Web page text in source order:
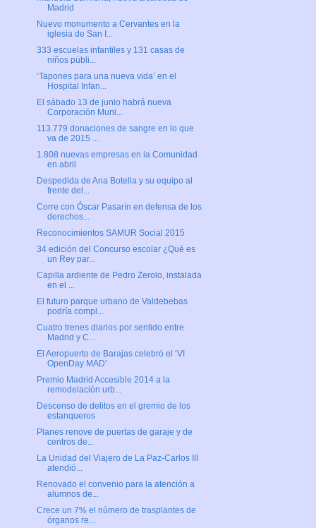
Madrid
Nuevo monumento a Cervantes en la
iglesia de San I...
333 escuelas infantiles y 131 casas de
niños públi...
‘Tapones para una nueva vida’ en el
Hospital Infan...
El sábado 13 de junio habrá nueva
Corporación Muni...
113.779 donaciones de sangre en lo que
va de 2015 ...
1.808 nuevas empresas en la Comunidad
en abril
Despedida de Ana Botella y su equipo al
frente del...
Corre con Óscar Pasarín en defensa de los
derechos...
Reconocimientos SAMUR Social 2015
34 edición del Concurso escolar ¿Qué es
un Rey par...
Capilla ardiente de Pedro Zerolo, instalada
en el ...
El futuro parque urbano de Valdebebas
podría compl...
Cuatro trenes diarios por sentido entre
Madrid y C...
El Aeropuerto de Barajas celebró el ‘VI
OpenDay MAD’
Premio Madrid Accesible 2014 a la
remodelación urb...
Descenso de delitos en el gremio de los
estanqueros
Planes renove de puertas de garaje y de
centros de...
La Unidad del Viajero de La Paz-Carlos III
atendió...
Renovado el convenio para la atención a
alumnos de...
Crece un 7% el número de trasplantes de
órganos re...